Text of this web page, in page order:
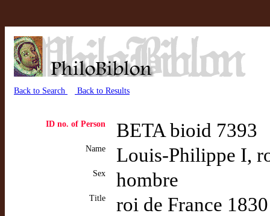
Back to Search Back to Results
ID no. of Person BETA bioid 7393
Name Louis-Philippe I,
Sex hombre
Title roi de France